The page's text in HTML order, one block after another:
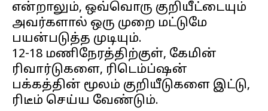
என்றாலும், ஒவ்வொரு குறியீட்டையும்
அவர்களால் ஒரு முறை மட்டுமே
பயன்படுத்த முடியும்.
12-18 மணிநேரத்திற்குள், கேமின்
ரிவார்டுகளை, ரிடெம்ப்ஷன்
பக்கத்தின் மூலம் குறியீடுகளை இட்டு,